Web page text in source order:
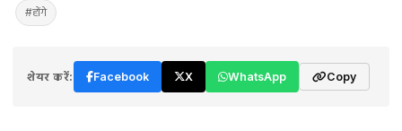
#होंगे
शेयर करें: Facebook X WhatsApp Copy